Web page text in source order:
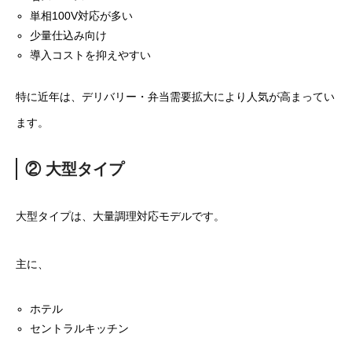
単相100V対応が多い
少量仕込み向け
導入コストを抑えやすい
特に近年は、デリバリー・弁当需要拡大により人気が高まってい
ます。
② 大型タイプ
大型タイプは、大量調理対応モデルです。
主に、
ホテル
セントラルキッチン